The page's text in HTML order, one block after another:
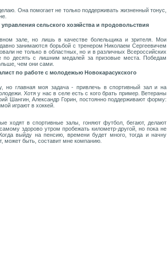
Она помогает не только поддерживать жизненный тонус,
сельского хозяйства и продовольствия
зале, но лишь в качестве болельщика и зрителя. Мои
занимаются борьбой с тренером Николаем Сергеевичем
не только в областных, но и в различных Всероссийских
по десять с лишним медалей за призовые места. Победам
чем они сами.
по работе с молодежью Новокарасукского
но главная моя задача - привлечь в спортивный зал и на
Хотя у нас в селе есть с кого брать пример. Ветераны
Шангин, Александр Горин, постоянно поддерживают форму:
играют в хоккей.
ходят в спортивные залы, гоняют футбол, бегают, делают
здорово утром пробежать километр-другой, но пока не
выйду на пенсию, времени будет много, тогда и начну
может быть, составит мне компанию.